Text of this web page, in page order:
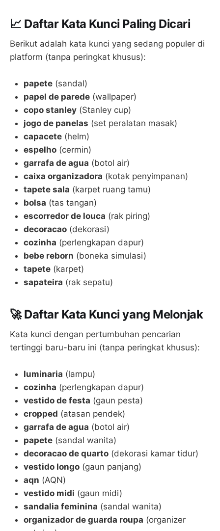
📈 Daftar Kata Kunci Paling Dicari
Berikut adalah kata kunci yang sedang populer di
platform (tanpa peringkat khusus):
papete (sandal)
papel de parede (wallpaper)
copo stanley (Stanley cup)
jogo de panelas (set peralatan masak)
capacete (helm)
espelho (cermin)
garrafa de agua (botol air)
caixa organizadora (kotak penyimpanan)
tapete sala (karpet ruang tamu)
bolsa (tas tangan)
escorredor de louca (rak piring)
decoracao (dekorasi)
cozinha (perlengkapan dapur)
bebe reborn (boneka simulasi)
tapete (karpet)
sapateira (rak sepatu)
🚀 Daftar Kata Kunci yang Melonjak
Kata kunci dengan pertumbuhan pencarian
tertinggi baru-baru ini (tanpa peringkat khusus):
luminaria (lampu)
cozinha (perlengkapan dapur)
vestido de festa (gaun pesta)
cropped (atasan pendek)
garrafa de agua (botol air)
papete (sandal wanita)
decoracao de quarto (dekorasi kamar tidur)
vestido longo (gaun panjang)
aqn (AQN)
vestido midi (gaun midi)
sandalia feminina (sandal wanita)
organizador de guarda roupa (organizer